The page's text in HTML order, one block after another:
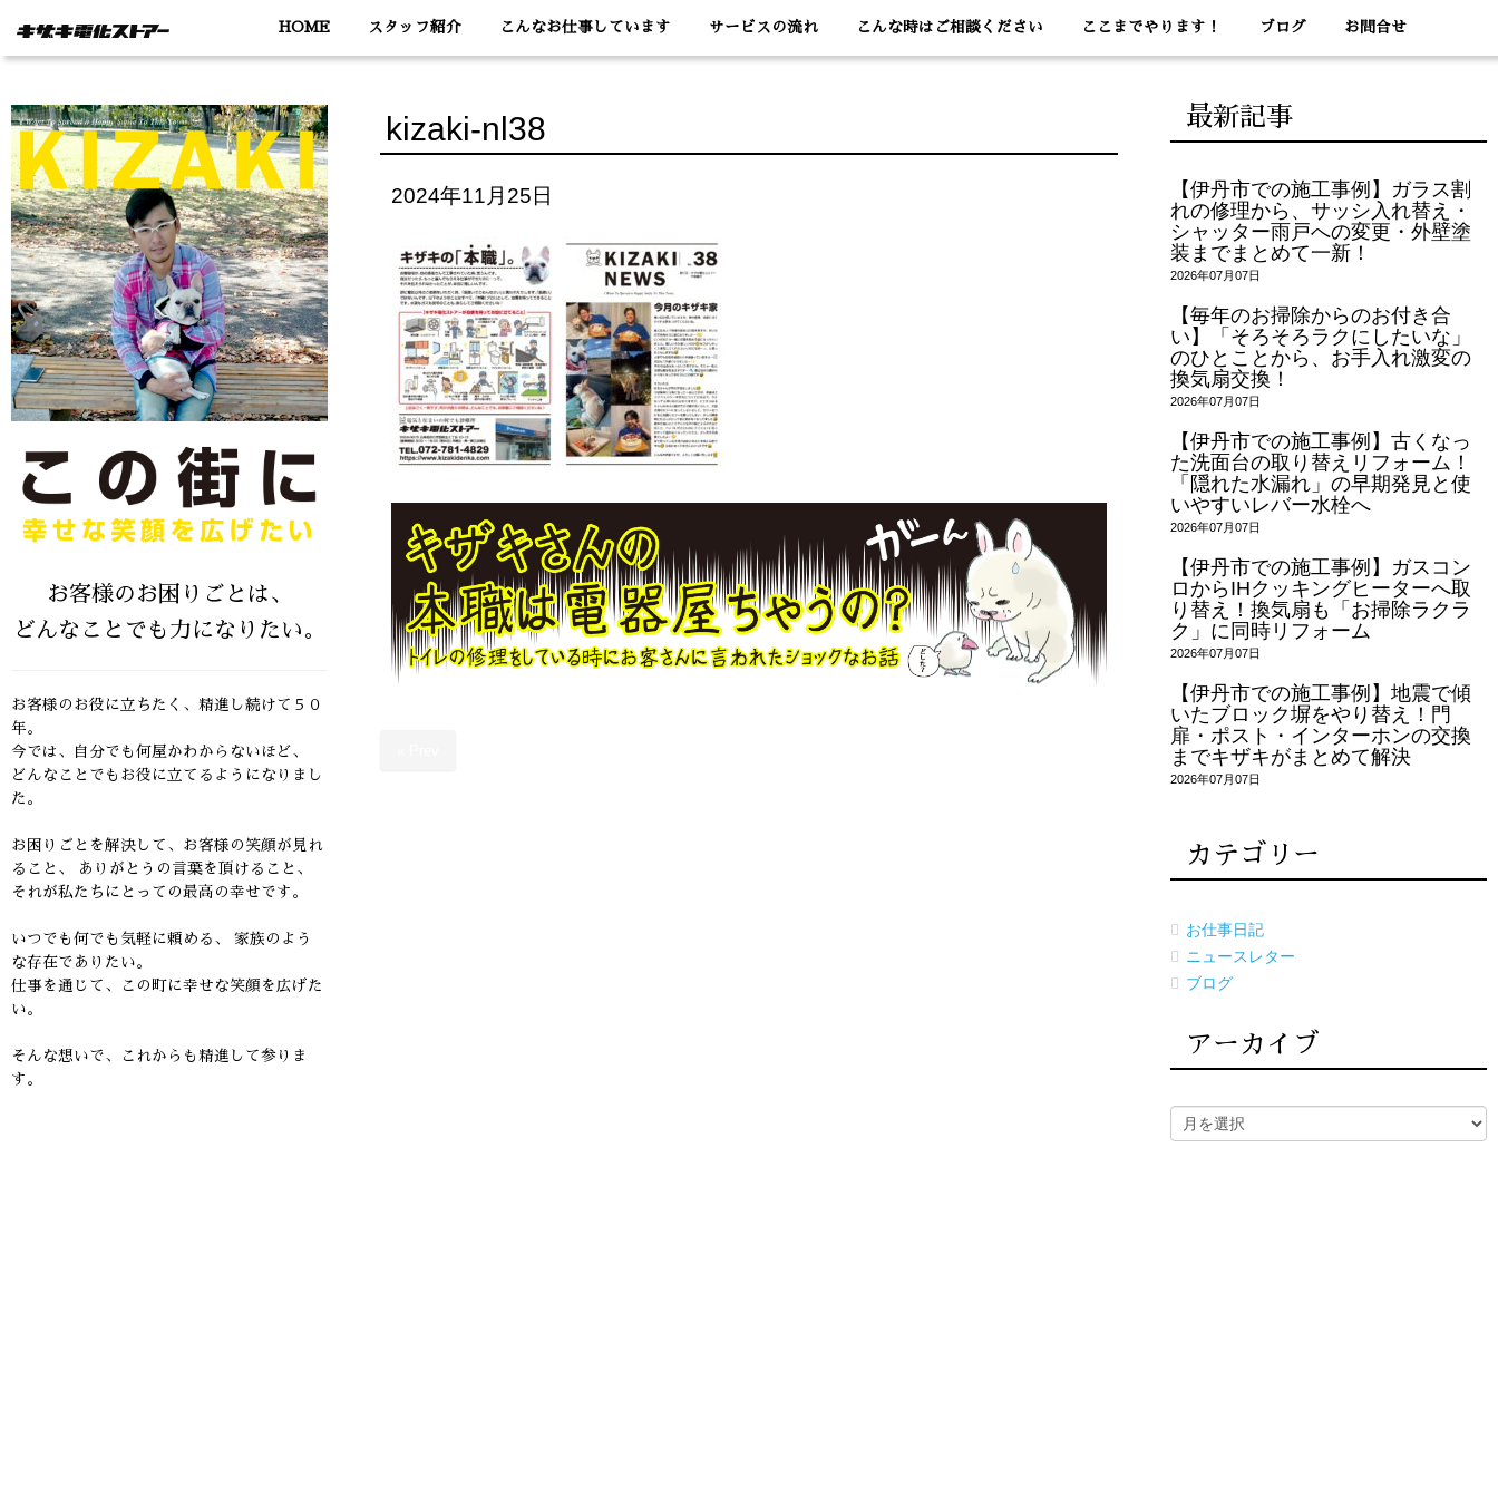
HOME スタッフ紹介 こんなお仕事しています サービスの流れ こんな時はご相談ください ここまでやります！ ブログ お問合せ
kizaki-nl38
2024年11月25日
お客様のお困りごとは、
どんなことでも力になりたい。
お客様のお役に立ちたく、精進し続けて５０
年。
今では、自分でも何屋かわからないほど、
どんなことでもお役に立てるようになりまし
た。
お困りごとを解決して、お客様の笑顔が見れ
ること、
ありがとうの言葉を頂けること、
それが私たちにとっての最高の幸せです。
いつでも何でも気軽に頼める、 家族のよう
な存在でありたい。
仕事を通じて、この町に幸せな笑顔を広げた
い。
そんな想いで、これからも精進して参りま
す。
最新記事
【伊丹市での施工事例】ガラス割
れの修理から、サッシ入れ替え・
シャッター雨戸への変更・外壁塗
装までまとめて一新！
2026年07月07日
【毎年のお掃除からのお付き合
い】「そろそろラクにしたいな」
のひとことから、お手入れ激変の
換気扇交換！
2026年07月07日
【伊丹市での施工事例】古くなっ
た洗面台の取り替えリフォーム！
「隠れた水漏れ」の早期発見と使
いやすいレバー水栓へ
2026年07月07日
【伊丹市での施工事例】ガスコン
ロからIHクッキングヒーターへ取
り替え！換気扇も「お掃除ラクラ
ク」に同時リフォーム
2026年07月07日
【伊丹市での施工事例】地震で傾
いたブロック塀をやり替え！門
扉・ポスト・インターホンの交換
までキザキがまとめて解決
2026年07月07日
カテゴリー
お仕事日記
ニュースレター
ブログ
アーカイブ